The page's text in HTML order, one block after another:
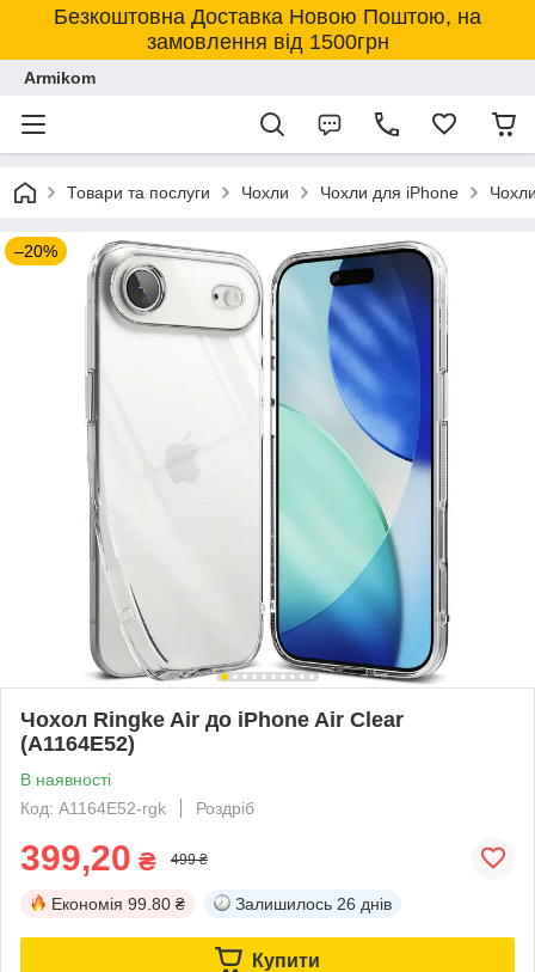
Безкоштовна Доставка Новою Поштою, на
замовлення від 1500грн
Armikom
Товари та послуги Чохли Чохли для iPhone
–20%
Чохол Ringke Air до iPhone Air Clear
(A1164E52)
В наявності
Код: A1164E52-rgk
Роздріб
399,20 ₴ 499 ₴
Економія 99.80 ₴ Залишилось 26 днів
Купити